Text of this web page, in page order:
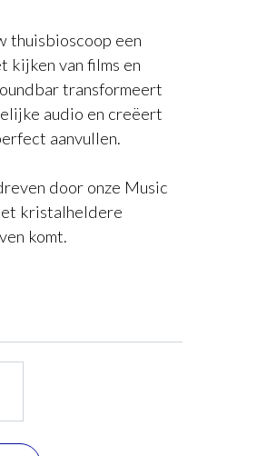
thuisbioscoop een
kijken van films en
transformeert
audio en creëert
aanvullen.
door onze Music
kristalheldere
komt.